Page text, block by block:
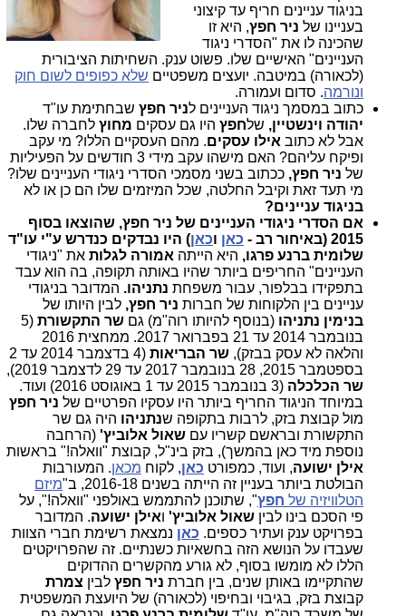
בניגוד עניינים חריף עד קיצוני
בעניינו של ניר חפץ, היא זו
שהכינה לו את "הסדרי ניגוד
העניינים" האישיים שלו. פשוט ענק. השחיתות הציבורית
(לכאורה) במיטבה. יועצים משפטיים שלא כפופים לשום חוק
ונורמה. סדום ועמורה.
כתוב במסמך ניגוד העניינים לניר חפץ שבחתימת עו"ד
יהודה וינשטיין, שלחפץ היו גם עסקים מחוץ לחברה שלו.
אבל לא כתוב אילו עסקים. מהם העסקיים הללו? מי עקב
ופיקח עליהם? האם מישהו עקב מידי 3 חודשים על הפעיליות
של ניר חפץ, ככתוב בשני מסמכי הסדרי ניגודי העניינים שלו?
מי תעד זאת וקיבל החלטה, שכל המיזמים שלו הם כן או לא
בניגוד עניינים?
אם הסדרי ניגודי העניינים של ניר חפץ, שהוצאו בסוף
2015 (באיחור רב -
כאן וכאן) היו נבדקים כנדרש ע"י עו"ד
שלומית ברנע פרגו, היא הייתה אמורה לגלות את "ניגודי
העניינים" החריפים ביותר שהיו באותה תקופה, בה הוא עבד
בתפקידו בבלפור, עבור משפחת נתניהו. המדובר בניגודי
עניינים בין הלקוחות של חברות ניר חפץ, לבין היותו של
בנימין נתניהו (בנוסף להיותו רוה"מ) גם שר התקשורת (5
בנובמבר 2014 עד 21 בפברואר 2017. ממחצית 2016
והלאה לא עסק בבזק), שר הבריאות
(4 בדצמבר 2014 עד 2
בספטמבר 2015, 28 בנובמבר 2017 עד 29 לדצמבר 2019),
שר הכלכלה
(3 בנובמבר 2015 עד 1 באוגוסט 2016) ועוד.
במיוחד הניגוד החריף ביותר היו עסקיו הפרטיים של ניר חפץ
מול קבוצת בזק, לרבות בתקופה שנתניהו היה גם שר
התקשורת ובראשם קשריו עם שאול אלוביץ' (הרחבה
נוספת מיד כאן בהמשך), בזק בינ"ל, קבוצת "וואלה!" בראשות
אילן ישועה, ועוד, כמפורט כאן, לקוח מכאן. המעורבות
הבולטת ביותר בעניין זה הייתה בשנים 2016-18, ב"
מיזם
הטלוויזיה של חפץ", שתוכנן להתממש באולפני "וואלה!", על
פי הסכם בינו לבין שאול אלוביץ' ואילן ישועה. המדובר
בפרויקט ענק ועתיר כספים. כאן נמצאת רשימת חברי הצוות
שעבדו על הנושא הזה בחשאיות כשנתיים. זה שהפרויקטים
הללו לא מומשו בסוף, לא גורע מהקשרים ההדוקים
שהתקיימו באותן שנים, בין חברת ניר חפץ לבין צמרת
קבוצת בזק, בגיבוי ובחיפוי (לכאורה) של היועצת המשפטית